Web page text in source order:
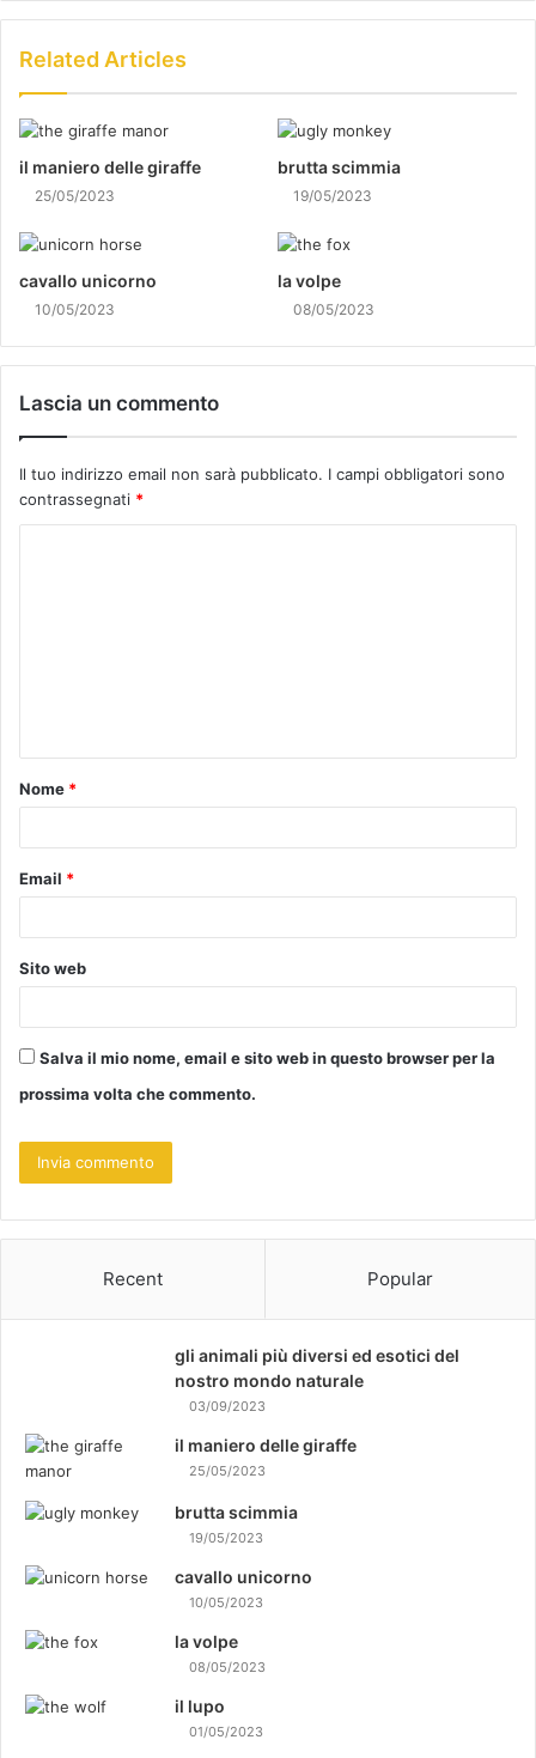
Related Articles
il maniero delle giraffe
25/05/2023
brutta scimmia
19/05/2023
cavallo unicorno
10/05/2023
la volpe
08/05/2023
Lascia un commento
Il tuo indirizzo email non sarà pubblicato. I campi obbligatori sono
contrassegnati *
t
o
Nome *
Email *
Sito web
Salva il mio nome, email e sito web in questo browser per la
prossima volta che commento.
Recent Popular
gli animali più diversi ed esotici del
nostro mondo naturale
03/09/2023
il maniero delle giraffe
25/05/2023
brutta scimmia
19/05/2023
cavallo unicorno
10/05/2023
la volpe
08/05/2023
il lupo
01/05/2023